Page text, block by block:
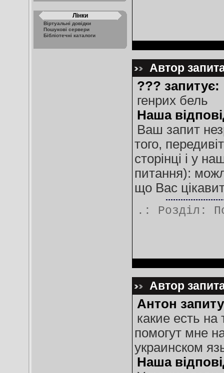
Лінки
Віртуальні довідки
Пошукові сервери
Бібліотечні каталоги
Автор
??? запитує:
генрих бель
Наша
Ваш запит
того,
сторінці і у
питання):
що Вас
.: Розділ:
Автор
Антон
какие есть
помогут мне
украинском
Наша